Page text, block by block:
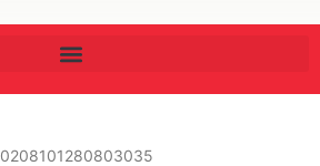
0208101280803035